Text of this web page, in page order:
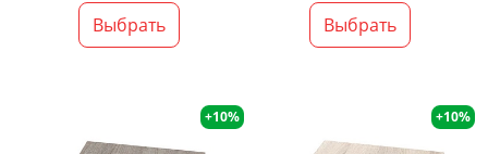
Выбрать Выбрать
+10% +10%